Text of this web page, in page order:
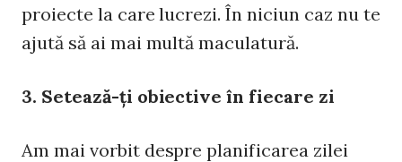
proiecte la care lucrezi. În niciun caz nu te
ajută să ai mai multă maculatură.
3. Setează-ţi obiective în fiecare zi
Am mai vorbit despre planificarea zilei